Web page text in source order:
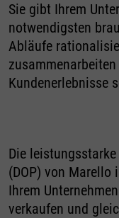
Sie gibt Ihrem
notwendigsten
Abläufe
Kundenerlebnisse
Die
(DOP) von Marello
Ihrem
verkaufen und